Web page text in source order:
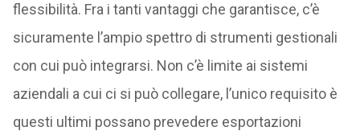
flessibilità. Fra i tanti vantaggi che garantisce, c’è
sicuramente l’ampio spettro di strumenti gestionali
con cui può integrarsi. Non c’è limite ai sistemi
aziendali a cui ci si può collegare, l’unico requisito è
questi ultimi possano prevedere esportazioni